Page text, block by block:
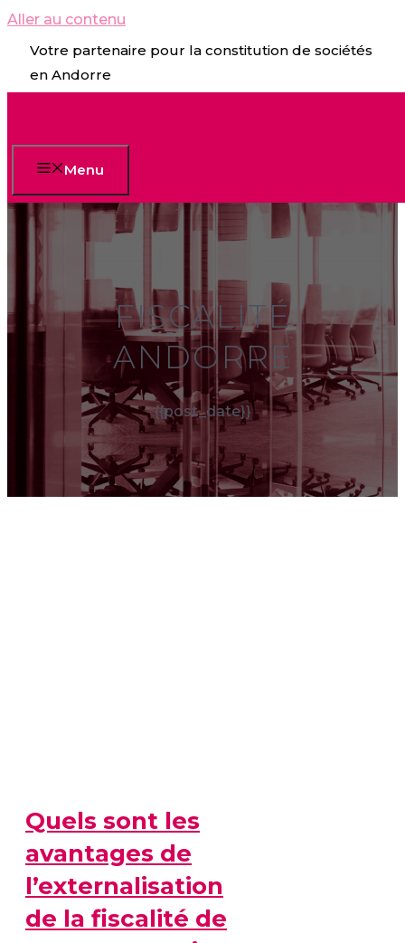
Aller au contenu
Votre partenaire pour la constitution de sociétés
en Andorre
Menu
FISCALITÉ
ANDORRE
{{post_date}}
Quels sont les
avantages de
l’externalisation
de la fiscalité de